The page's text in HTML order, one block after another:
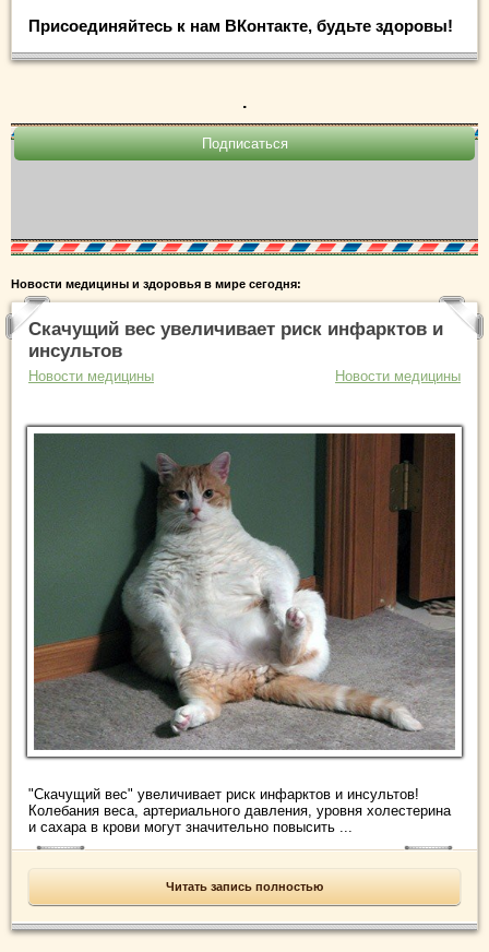
Присоединяйтесь к нам ВКонтакте, будьте здоровы!
.
Новости медицины и здоровья в мире сегодня:
Скачущий вес увеличивает риск инфарктов и
инсультов
Новости медицины Новости медицины
"Скачущий вес" увеличивает риск инфарктов и инсультов!
Колебания веса, артериального давления, уровня холестерина
и сахара в крови могут значительно повысить ...
Читать запись полностью